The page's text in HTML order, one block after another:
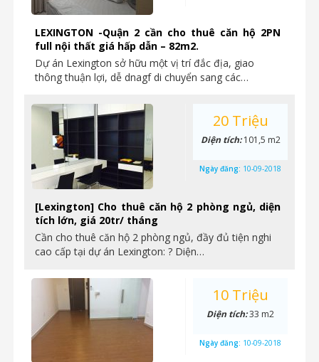
LEXINGTON -Quận 2 cần cho thuê căn hộ 2PN
full nội thất giá hấp dẫn – 82m2.
Dự án Lexington sở hữu một vị trí đắc địa, giao
thông thuận lợi, dễ dnagf di chuyển sang các…
[Lexington] Cho thuê căn hộ 2 phòng ngủ, diện
tích lớn, giá 20tr/ tháng
Cần cho thuê căn hộ 2 phòng ngủ, đầy đủ tiện nghi
cao cấp tại dự án Lexington: ? Diện…
20 Triệu
Diện tích:101,5 m2
Ngày đăng: 10-09-2018
10 Triệu
Diện tích:33 m2
Ngày đăng: 10-09-2018